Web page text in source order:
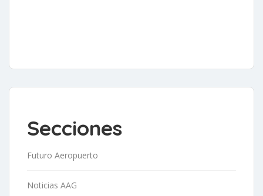
Secciones
Futuro Aeropuerto
Noticias AAG